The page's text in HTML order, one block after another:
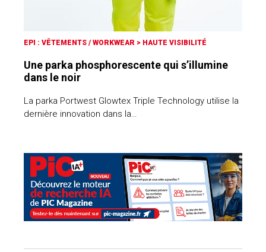
EPI : VÊTEMENTS / WORKWEAR > HAUTE VISIBILITÉ
Une parka phosphorescente qui s’illumine
dans le noir
La parka Portwest Glowtex Triple Technology utilise la
dernière innovation dans la…